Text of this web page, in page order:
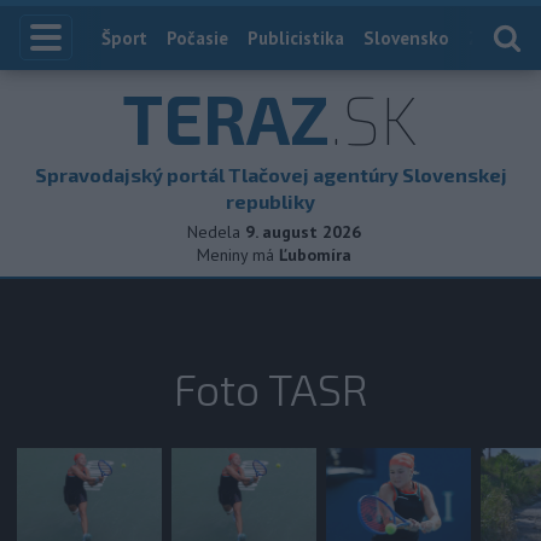
Index
Šport Počasie Publicistika Slovensko
TERAZ.SK
Spravodajský portál Tlačovej agentúry Slovenskej
republiky
Nedela 9. august 2026
Meniny má Ľubomíra
Foto TASR